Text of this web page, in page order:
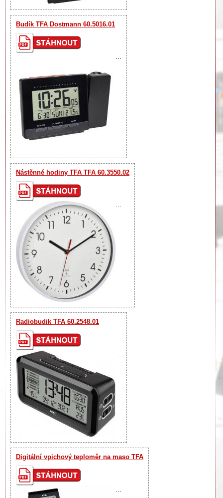
Budík TFA Dostmann 60.5016.01
Nástěnné hodiny TFA TFA 60.3550.02
Radiobudik TFA 60.2548.01
Digitální vpichový teploměr na maso TFA